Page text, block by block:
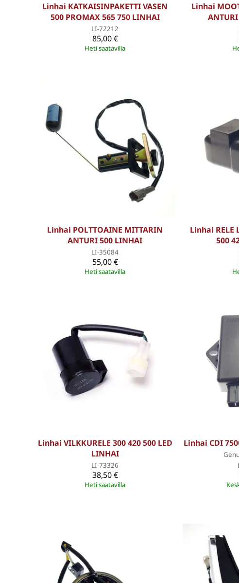
Linhai KATKAISINPAKETTI VASEN
500 PROMAX 565 750 LINHAI
LI-72212
85,00 €
Heti saatavilla
Linhai
Linhai POLTTOAINE MITTARIN
ANTURI 500 LINHAI
LI-35084
55,00 €
Heti saatavilla
Linhai RELE
500
Linhai VILKKURELE 300 420 500 LED
LINHAI
LI-73326
38,50 €
Heti saatavilla
Linhai CDI